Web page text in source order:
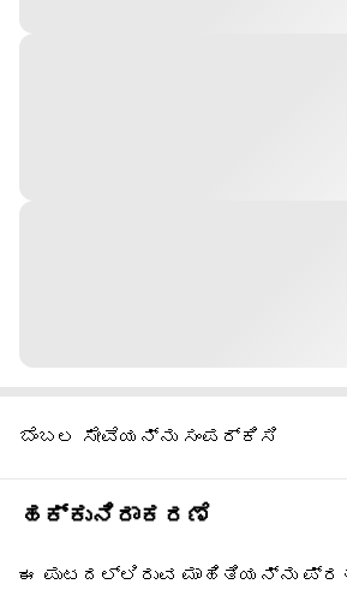
ಬೆಂಬಲ ಸೇವೆಯನ್ನು ಸಂಪರ್ಕಿಸಿ
ಹಕ್ಕುನಿರಾಕರಣೆ
ಈ ಪುಟದಲ್ಲಿರುವ ಮಾಹಿತಿಯನ್ನು